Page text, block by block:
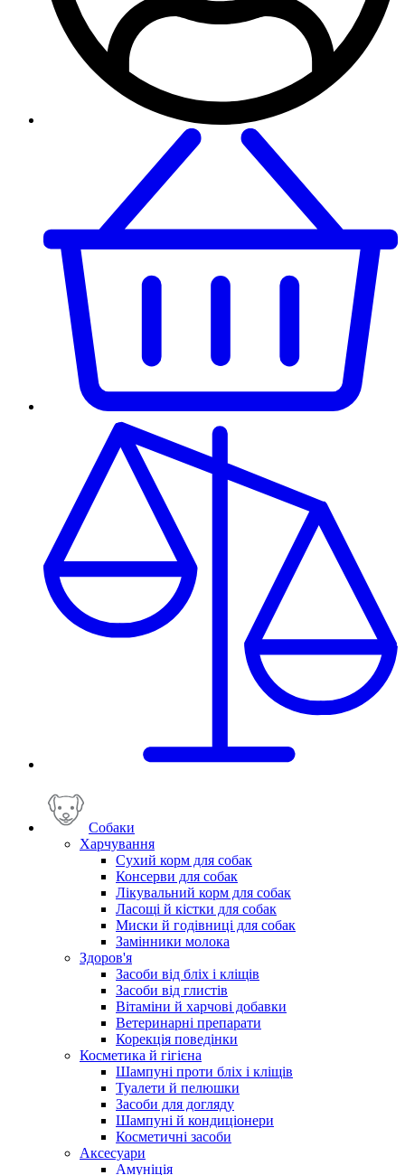
Собаки
Харчування
Сухий корм для собак
Консерви для собак
Лікувальний корм для собак
Ласощі й кістки для собак
Миски й годівниці для собак
Замінники молока
Здоров'я
Засоби від бліх і кліщів
Засоби від глистів
Вітаміни й харчові добавки
Ветеринарні препарати
Корекція поведінки
Косметика й гігієна
Шампуні проти бліх і кліщів
Туалети й пелюшки
Засоби для догляду
Шампуні й кондиціонери
Косметичні засоби
Аксесуари
Амуніція